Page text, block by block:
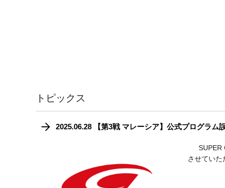
トピックス
2025.06.28 【第3戦 マレーシア】公式プログラム
SUPER
させてい